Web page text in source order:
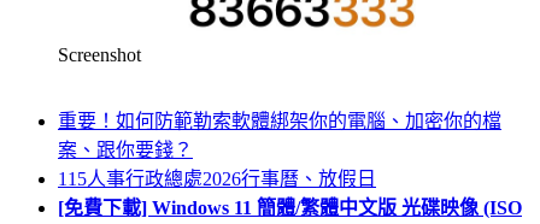
Screenshot
重要！如何防範勒索軟體綁架你的電腦、加密你的檔
案、跟你要錢？
115人事行政總處2026行事曆、放假日
[免費下載] Windows 11 簡體/繁體中文版 光碟映像 (ISO